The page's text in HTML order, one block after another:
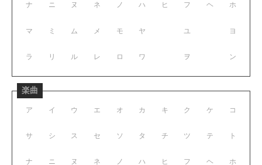
ナ ニ ヌ ネ ノ
マ ミ ム メ モ
ラ リ ル レ ロ
ハ ヒ フ ヘ ホ
ヤ ユ ヨ
ワ ヲ ン
楽曲
ア イ ウ エ オ
サ シ ス セ ソ
ナ ニ ヌ ネ ノ
カ キ ク ケ コ
タ チ ツ テ ト
ハ ヒ フ ヘ ホ